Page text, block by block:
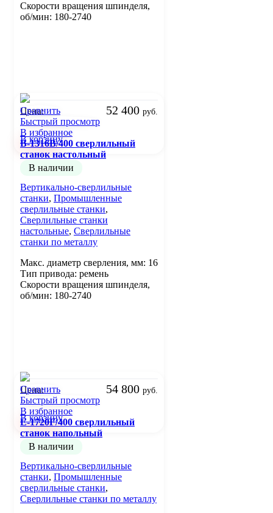
Цена: 52 400 руб.
Скорости вращения шпинделя,
об/мин: 180-2740
В корзину
Сравнить
Быстрый просмотр
В избранное
B-1316B/400 сверлильный
станок настольный
В наличии
Вертикально-сверлильные
станки, Промышленные
сверлильные станки,
Сверлильные станки
настольные, Сверлильные
станки по металлу
Цена: 54 800 руб.
Макс. диаметр сверления, мм: 16
Тип привода: ремень
Скорости вращения шпинделя,
об/мин: 180-2740
В корзину
Сравнить
Быстрый просмотр
В избранное
E-1720F/400 сверлильный
станок напольный
В наличии
Вертикально-сверлильные
станки, Промышленные
сверлильные станки,
Сверлильные станки по металлу